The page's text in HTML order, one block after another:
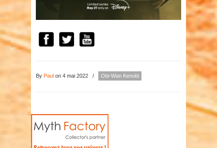
By Paul on 4 mai 2022 / Obi-Wan Kenobi